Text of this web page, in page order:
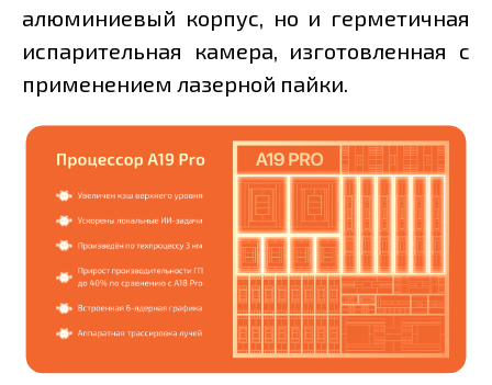
алюминиевый корпус, но и герметичная
испарительная камера, изготовленная с
применением лазерной пайки.